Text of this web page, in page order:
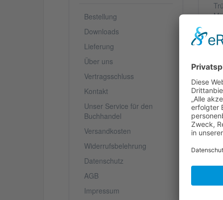
Bestellung
Downloads
Lieferung
Über uns
Vertragsschluss
Kontakt
Unser Service für den
Buchhandel
Versandkosten
Widerrufsbelehrung
Datenschutz
AGB
Impressum